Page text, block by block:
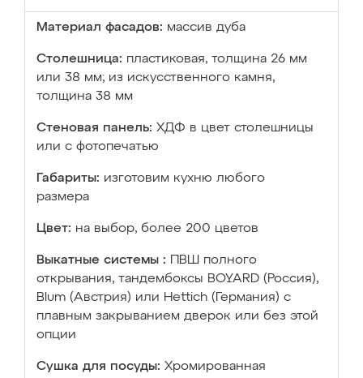
Материал фасадов: массив дуба
Столешница: пластиковая, толщина 26 мм
или 38 мм; из искусственного камня,
толщина 38 мм
Стеновая панель: ХДФ в цвет столешницы
или с фотопечатью
Габариты: изготовим кухню любого
размера
Цвет: на выбор, более 200 цветов
Выкатные системы :
ПВШ полного
открывания, тандембоксы BOYARD (Россия),
Blum (Австрия) или Hettich (Германия) с
плавным закрыванием дверок или без этой
опции
Сушка для посуды: Хромированная